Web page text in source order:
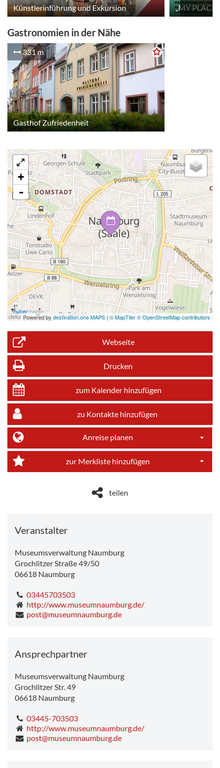
Künstlerinführung und Exkursion
Gastronomien in der Nähe
331 m
Gasthof Zufriedenheit
+
-
Powered bydestination.one MAPS | © MapTiler © OpenStreetMap contributors
Webseite
Drucken
zum Kalender hinzufügen
zu Kontakte hinzufügen
Anreise planen
zur Merkliste hinzufügen
teilen
Veranstalter
Museumsverwaltung Naumburg
Grochlitzer Straße 49/50
06618 Naumburg
03445703503
http://www.museumnaumburg.de/
post@museumnaumburg.de
Ansprechpartner
Museumsverwaltung Naumburg
Grochlitzer Str. 49
06618 Naumburg
03445-703503
http://www.museumnaumburg.de/
post@museumnaumburg.de